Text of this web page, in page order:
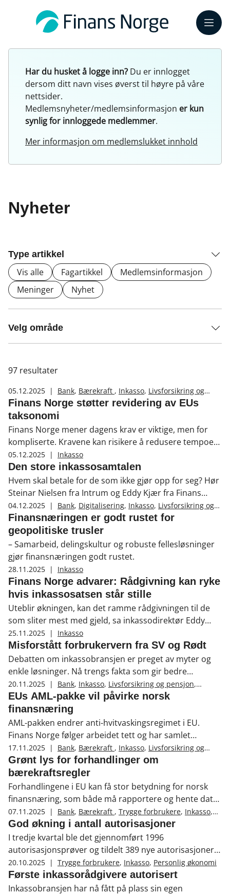
Meny
Har du husket å logge inn? Du er innlogget
dersom ditt navn vises øverst til høyre på våre
nettsider.
Medlemsnyheter/medlemsinformasjon er kun
synlig for innloggede medlemmer.
Mer informasjon om medlemslukket innhold
Nyheter
Type artikkel
Vis alle Fagartikkel
Medlemsinformasjon
Meninger
Nyhet
Velg område
97 resultater
05.12.2025 | Bank, Bærekraft , Inkasso, Livsforsikring og
pensjon,Skadeforsikring
Finans Norge støtter revidering av EUs
taksonomi
Finans Norge mener dagens krav er viktige, men for
kompliserte. Kravene kan risikere å redusere tempoet i
den grønne omstillingen.
05.12.2025 | Inkasso
Den store inkassosamtalen
Hvem skal betale for de som ikke gjør opp for seg? Hør
Steinar Nielsen fra Intrum og Eddy Kjær fra Finans
Norge legge inkasso-fakta på bordet.
04.12.2025 | Bank, Digitalisering, Inkasso, Livsforsikring og
pensjon, Skadeforsikring,Økonomisk
kriminalitet
Finansnæringen er godt rustet for
geopolitiske trusler
– Samarbeid, delingskultur og robuste fellesløsninger
gjør finansnæringen godt rustet.
28.11.2025 | Inkasso
Finans Norge advarer: Rådgivning kan ryke
hvis inkassosatsen står stille
Uteblir økningen, kan det ramme rådgivningen til de
som sliter mest med gjeld, sa inkassodirektør Eddy
Kjær på Dagsnytt 18.
25.11.2025 | Inkasso
Misforstått forbrukervern fra SV og Rødt
Debatten om inkassobransjen er preget av myter og
enkle løsninger. Nå trengs fakta som gir bedre
løsninger, skriver Eddy Kjær i Altinget.
20.11.2025 | Bank, Inkasso, Livsforsikring og pensjon,
Skadeforsikring,Økonomisk kriminalitet
Hvitvasking og terrorfinansiering
EUs AML-pakke vil påvirke norsk
finansnæring
AML-pakken endrer anti-hvitvaskingsregimet i EU.
Finans Norge følger arbeidet tett og har samlet
ressurser på en ny fagside for medlemmer.
17.11.2025 | Bank, Bærekraft , Inkasso, Livsforsikring og
pensjon,Skadeforsikring
Grønt lys for forhandlinger om
bærekraftsregler
Forhandlingene i EU kan få stor betydning for norsk
finansnæring, som både må rapportere og hente data
fra andre selskaper.
07.11.2025 | Bank, Bærekraft , Trygge forbrukere, Inkasso,
Livsforsikring og pensjon,Skadeforsikring
Statistikk og analyse
God økning i antall autorisasjoner
I tredje kvartal ble det gjennomført 1996
autorisasjonsprøver og tildelt 389 nye autorisasjoner.
Se hele statistikken hos FinAut.
20.10.2025 | Trygge forbrukere, Inkasso, Personlig økonomi
Første inkassorådgivere autorisert
Inkassobransjen har nå fått på plass sin egen